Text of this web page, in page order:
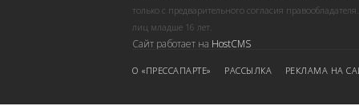
только с предварительного согласия
лиц младше 16 лет.
Сайт работает на HostCMS
О «ПРЕССАПАРТЕ» РАССЫЛКА РЕКЛАМА НА